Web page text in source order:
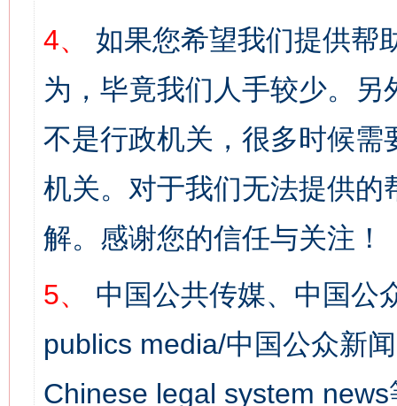
4、
如果您希望我们提供帮
为，毕竟我们人手较少。
不是行政机关，很多时候
机关。对于我们无法提供
解。感谢您的信任与关注！
5、
中国公共传媒、中国公
publics media/中国公众新
Chinese legal system